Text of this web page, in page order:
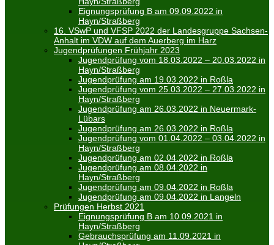
Eignungsprüfung B am 09.09.2022 in
Hayn/Straßberg
16. VSwP und VFSP 2022 der Landesgruppe Sachsen-
Anhalt im VDW auf dem Auerberg im Harz
Jugendprüfungen Frühjahr 2023
Jugendprüfung vom 18.03.2022 – 20.03.2022 in
Hayn/Straßberg
Jugendprüfung am 19.03.2022 in Roßla
Jugendprüfung vom 25.03.2022 – 27.03.2022 in
Hayn/Straßberg
Jugendprüfung am 26.03.2022 in Neuermark-
Lübars
Jugendprüfung am 26.03.2022 in Roßla
Jugendprüfung vom 01.04.2022 – 03.04.2022 in
Hayn/Straßberg
Jugendprüfung am 02.04.2022 in Roßla
Jugendprüfung am 08.04.2022 in
Hayn/Straßberg
Jugendprüfung am 09.04.2022 in Roßla
Jugendprüfung am 09.04.2022 in Langeln
Prüfungen Herbst 2021
Eignungsprüfung B am 10.09.2021 in
Hayn/Straßberg
Gebrauchsprüfung am 11.09.2021 in